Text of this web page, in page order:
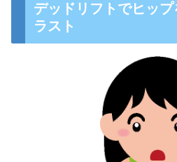
デッドリフトでヒッ
ラスト